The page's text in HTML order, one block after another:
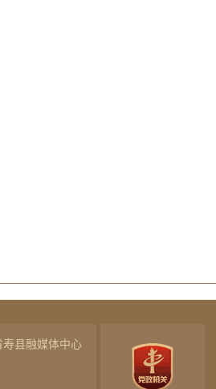
县融媒体中心